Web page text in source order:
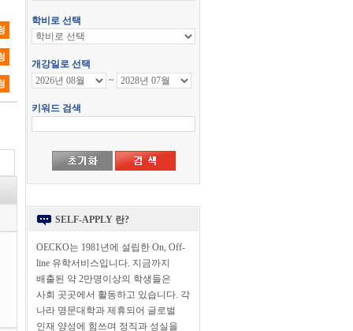
SELF-APPLY 란?
OECKO는 1981년에 설립한 On, Off-
line 유학서비스입니다. 지금까지
배출된 약 2만명이상의 학생들은
사회 곳곳에서 활동하고 있습니다. 각
나라 명문대학과 제휴되어 글로벌
인재 양성에 힘쓰며 정직과 성실을